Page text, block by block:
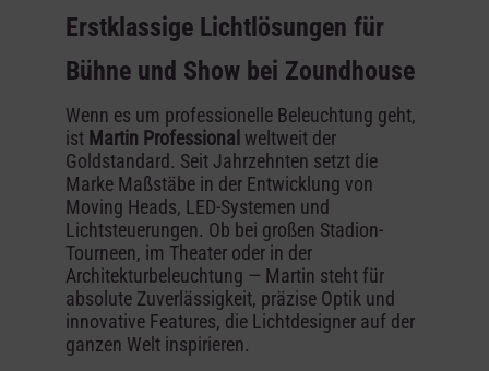
Erstklassige Lichtlösungen für
Bühne und Show bei Zoundhouse
Wenn es um professionelle Beleuchtung geht,
ist Martin Professional weltweit der
Goldstandard. Seit Jahrzehnten setzt die
Marke Maßstäbe in der Entwicklung von
Moving Heads, LED-Systemen und
Lichtsteuerungen. Ob bei großen Stadion-
Tourneen, im Theater oder in der
Architekturbeleuchtung — Martin steht für
absolute Zuverlässigkeit, präzise Optik und
innovative Features, die Lichtdesigner auf der
ganzen Welt inspirieren.